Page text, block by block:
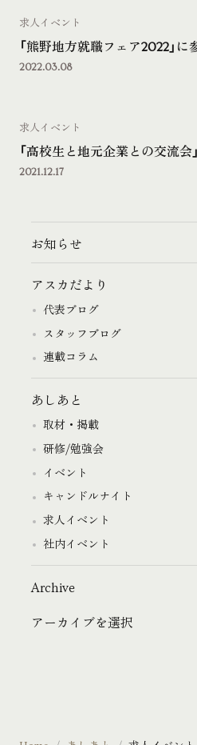
「熊野地方就職フェア2022」に
求人イベント
2022.03.08
「高校生と地元企業との交流会
求人イベント
2021.12.17
お知らせ
アスカだより
代表ブログ
スタッフブログ
連載コラム
あしあと
取材・掲載
研修/勉強会
イベント
キャンドルナイト
求人イベント
社内イベント
Archive